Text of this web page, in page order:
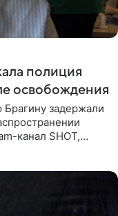
полиция
освобождения
Брагину задержали
канал SHOT,